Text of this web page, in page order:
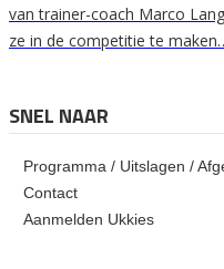
van trainer-coach Marco
ze in de competitie te
SNEL NAAR
Programma / Uitslagen /
Contact
Aanmelden Ukkies